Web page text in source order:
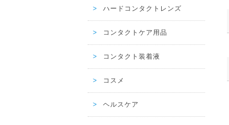
ハードコンタクトレンズ
コンタクトケア用品
コンタクト装着液
コスメ
ヘルスケア